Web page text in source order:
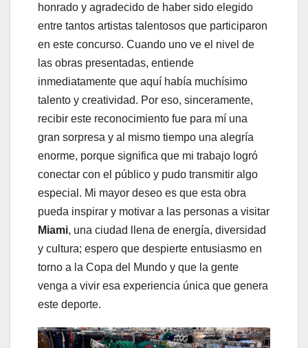
honrado y agradecido de haber sido elegido
entre tantos artistas talentosos que participaron
en este concurso. Cuando uno ve el nivel de
las obras presentadas, entiende
inmediatamente que aquí había muchísimo
talento y creatividad. Por eso, sinceramente,
recibir este reconocimiento fue para mí una
gran sorpresa y al mismo tiempo una alegría
enorme, porque significa que mi trabajo logró
conectar con el público y pudo transmitir algo
especial. Mi mayor deseo es que esta obra
pueda inspirar y motivar a las personas a visitar
Miami, una ciudad llena de energía, diversidad
y cultura; espero que despierte entusiasmo en
torno a la Copa del Mundo y que la gente
venga a vivir esa experiencia única que genera
este deporte.